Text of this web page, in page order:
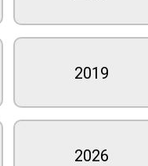
2019
2026